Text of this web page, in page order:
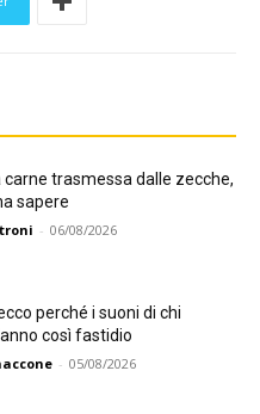
carne trasmessa dalle zecche,
sapere
- 06/08/2026
perché i suoni di chi
così fastidio
- 05/08/2026